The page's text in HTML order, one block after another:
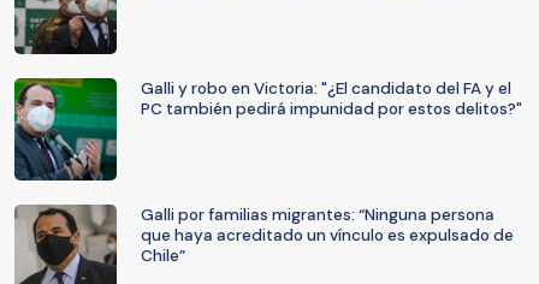
Galli y robo en Victoria: "¿El candidato del FA y el
PC también pedirá impunidad por estos delitos?"
Galli por familias migrantes: “Ninguna persona
que haya acreditado un vínculo es expulsado de
Chile”